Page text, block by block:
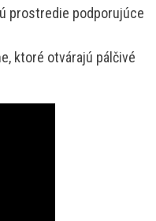
prostredie podporujúce
ktoré otvárajú pálčivé